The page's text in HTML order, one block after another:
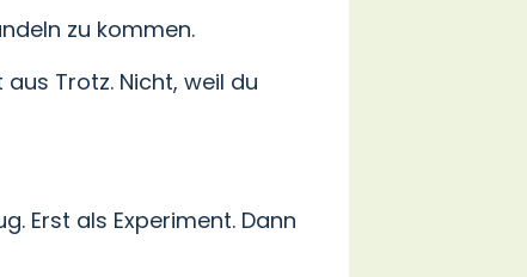
zu kommen.
Trotz. Nicht, weil du
Erst als Experiment. Dann